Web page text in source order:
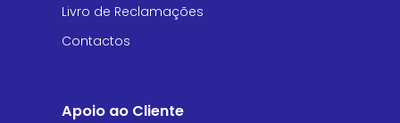
Livro de Reclamações
Contactos
Apoio ao Cliente